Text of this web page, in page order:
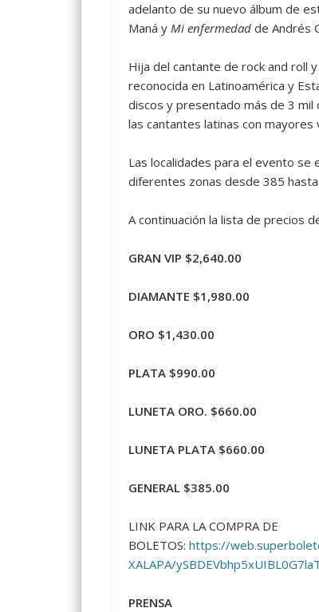
adelanto de su nuevo álbum de
Maná y Mi enfermedadde Andrés
Hija del cantante de rock and roll
reconocida en Latinoamérica y
discos y presentado más de 3
las cantantes latinas con
Las localidades para el evento se
diferentes zonas desde 385
A continuación la lista de precios
GRAN VIP $2,640.00
DIAMANTE $1,980.00
ORO $1,430.00
PLATA $990.00
LUNETA ORO. $660.00
LUNETA PLATA $660.00
GENERAL $385.00
LINK PARA LA COMPRA DE
BOLETOS: https://
XALAPA/
PRENSA